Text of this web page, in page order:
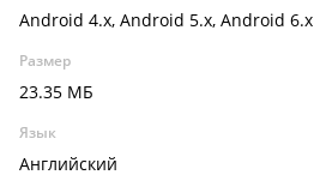
Android 4.x, Android 5.x, Android 6.x
Размер
23.35 МБ
Язык
Английский